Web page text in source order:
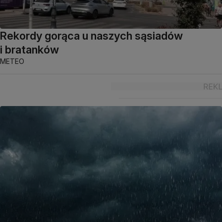
Rekordy gorąca u naszych sąsiadów
i bratanków
METEO